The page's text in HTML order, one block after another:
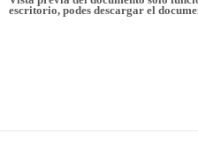
escritorio, podes descargar el